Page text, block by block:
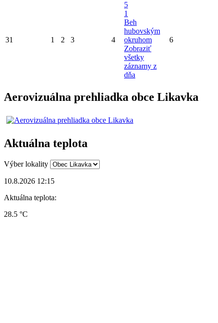
31 1 2 3 4
5
1
Beh
hubovským
okruhom
Zobraziť
všetky
záznamy z
dňa
6
Aerovizuálna prehliadka obce Likavka
Aktuálna teplota
Výber lokality
10.8.2026 12:15
Aktuálna teplota:
28.5 °C